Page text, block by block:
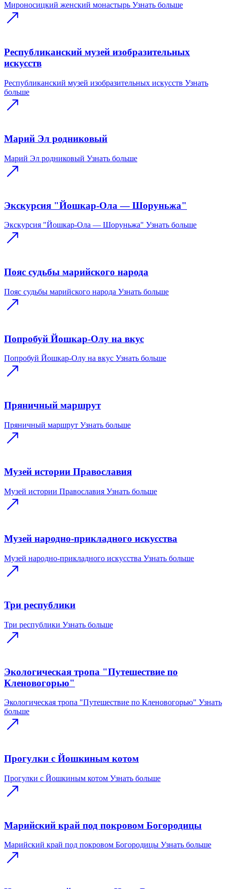
Мироносицкий женский монастырь Узнать больше
Республиканский музей изобразительных
искусств
Республиканский музей изобразительных искусств Узнать
больше
Марий Эл родниковый
Марий Эл родниковый Узнать больше
Экскурсия "Йошкар-Ола — Шоруньжа"
Экскурсия "Йошкар-Ола — Шоруньжа" Узнать больше
Пояс судьбы марийского народа
Пояс судьбы марийского народа Узнать больше
Попробуй Йошкар-Олу на вкус
Попробуй Йошкар-Олу на вкус Узнать больше
Пряничный маршрут
Пряничный маршрут Узнать больше
Музей истории Православия
Музей истории Православия Узнать больше
Музей народно-прикладного искусства
Музей народно-прикладного искусства Узнать больше
Три республики
Три республики Узнать больше
Экологическая тропа "Путешествие по
Кленовогорью"
Экологическая тропа "Путешествие по Кленовогорью" Узнать
больше
Прогулки с Йошкиным котом
Прогулки с Йошкиным котом Узнать больше
Марийский край под покровом Богородицы
Марийский край под покровом Богородицы Узнать больше